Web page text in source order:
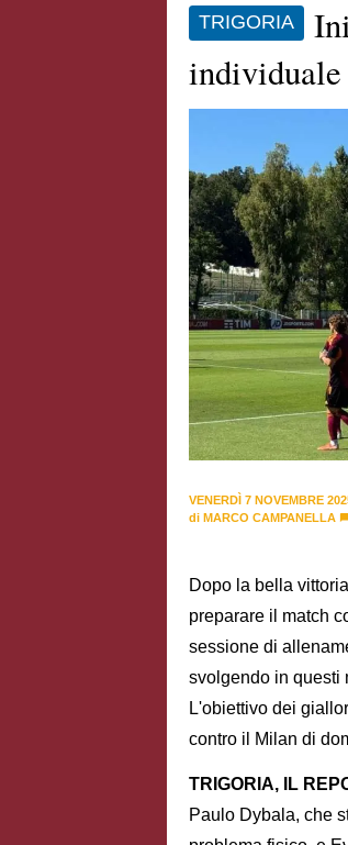
TRIGORIA
individuale
VENERDÌ 7 NOVEMBRE
di MARCO CAMPANELLA
Dopo la bella
preparare il match
sessione di
svolgendo in questi
L'obiettivo dei
contro il Milan di
TRIGORIA, IL
Paulo Dybala, che